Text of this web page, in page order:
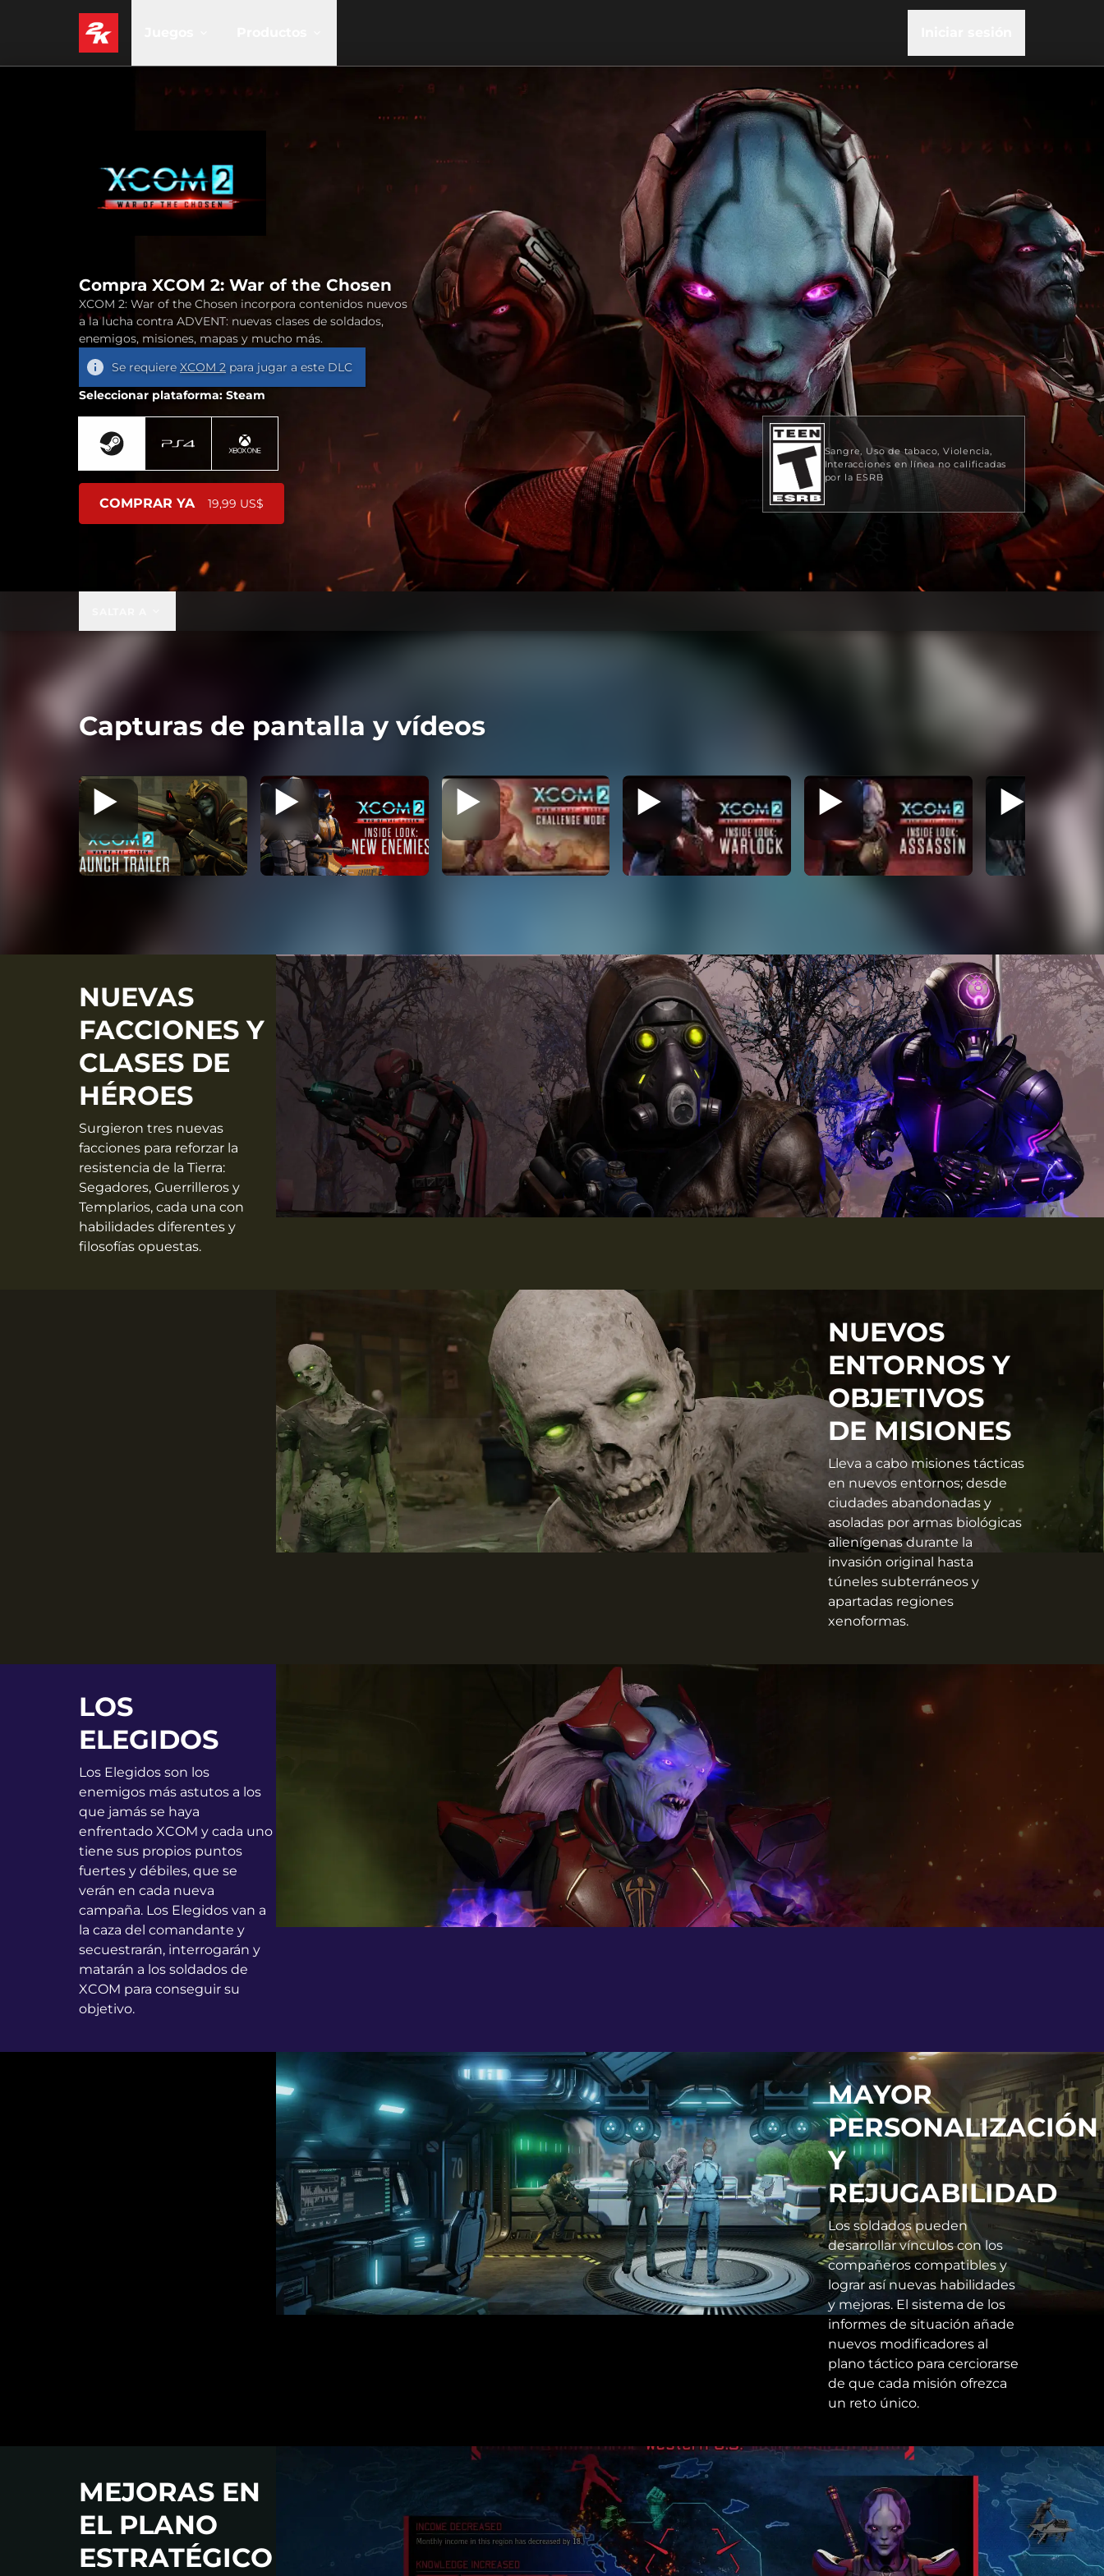
Sangre Uso de tabaco Violencia
Interacciones en línea no calificadas
por la ESRB
Compra XCOM 2: War of the Chosen
XCOM 2: War of the Chosen incorpora contenidos nuevos
a la lucha contra ADVENT: nuevas clases de soldados,
enemigos, misiones, mapas y mucho más.
Se requiere XCOM 2 para jugar a este DLC
Seleccionar plataforma: Steam
COMPRAR YA 19,99 US$
Capturas de pantalla y vídeos
NUEVAS
FACCIONES Y
CLASES DE
HÉROES
Surgieron tres nuevas
facciones para reforzar la
resistencia de la Tierra:
Segadores, Guerrilleros y
Templarios, cada una con
habilidades diferentes y
filosofías opuestas.
NUEVOS
ENTORNOS Y
OBJETIVOS
DE MISIONES
Lleva a cabo misiones tácticas
en nuevos entornos; desde
ciudades abandonadas y
asoladas por armas biológicas
alienígenas durante la
invasión original hasta
túneles subterráneos y
apartadas regiones
xenoformas.
LOS
ELEGIDOS
Los Elegidos son los
enemigos más astutos a los
que jamás se haya
enfrentado XCOM y cada uno
tiene sus propios puntos
fuertes y débiles, que se
verán en cada nueva
campaña. Los Elegidos van a
la caza del comandante y
secuestrarán, interrogarán y
matarán a los soldados de
XCOM para conseguir su
objetivo.
MAYOR
PERSONALIZACIÓN
Y
REJUGABILIDAD
Los soldados pueden
desarrollar vínculos con los
compañeros compatibles y
lograr así nuevas habilidades
y mejoras. El sistema de los
informes de situación añade
nuevos modificadores al
plano táctico para cerciorarse
de que cada misión ofrezca
un reto único.
MEJORAS EN
EL PLANO
ESTRATÉGICO